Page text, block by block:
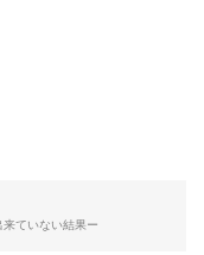
ていない結果ー